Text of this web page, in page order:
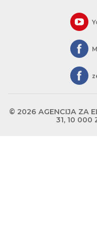
© 2026 AGENCIJA ZA
31, 10 000